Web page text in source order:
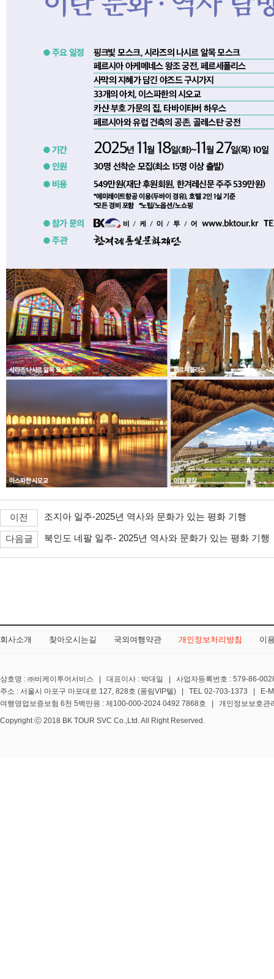
이전 조지아 일주-2025년 역사와 문화가 있는 평화 기행
다음글 북인도 네팔 일주- 2025년 역사와 문화가 있는 평화 기행
회사소개 찾아오시는길 국외여행약관 개인정보처리방침 이
상호명 : ㈜비케이투어서비스 | 대표이사 : 박대일 | 사업자등록번호 : 579-86-
주소 : 서울시 마포구 마포대로 127, 828호 (풍림VIP텔) | TEL 02-703-1373 | E-
여행영업보증보험 6천 5백만원 : 제100-000-2024 0492 7868호 | 개인정보보호관
Copyright ⓒ 2018 BK TOUR SVC Co.,Ltd. All Right Reserved.